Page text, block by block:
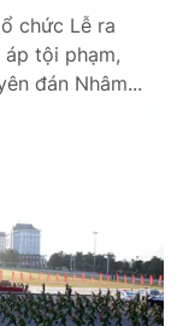
chức Lễ ra
tội phạm,
đán Nhâm...